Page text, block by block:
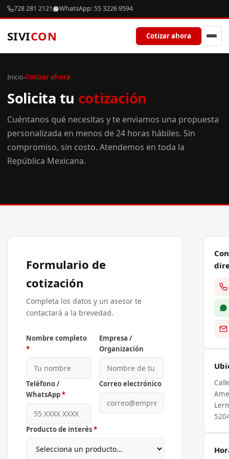
728 281 2121 WhatsApp: 55 3226 9594
SIVICON Cotizar ahora
Inicio›Cotizar ahora
Solicita tu cotización
Cuéntanos qué necesitas y te enviamos una propuesta
personalizada en menos de 24 horas hábiles. Sin
compromiso, sin costo. Atendemos en toda la
República Mexicana.
Formulario de
cotización
Completa los datos y un asesor te
contactará a la brevedad.
Nombre completo
*
Empresa /
Organización
Teléfono /
WhatsApp*
Correo electrónico
Producto de interés*